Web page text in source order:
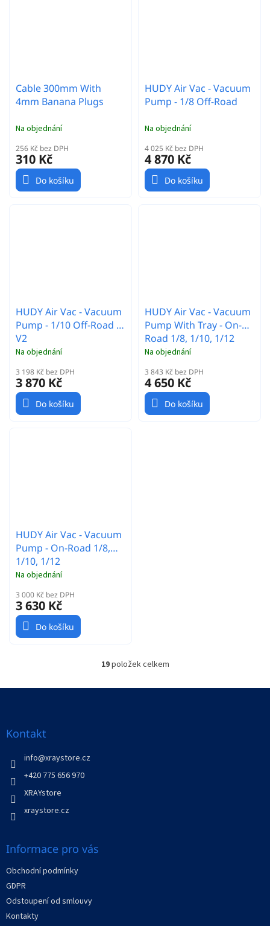
Cable 300mm With
4mm Banana Plugs
Na objednání
256 Kč bez DPH
310 Kč
Do košíku
HUDY Air Vac - Vacuum
Pump - 1/8 Off-Road
Na objednání
4 025 Kč bez DPH
4 870 Kč
Do košíku
HUDY Air Vac - Vacuum
Pump - 1/10 Off-Road -
V2
Na objednání
3 198 Kč bez DPH
3 870 Kč
Do košíku
HUDY Air Vac - Vacuum
Pump With Tray - On-
Road 1/8, 1/10, 1/12
Na objednání
3 843 Kč bez DPH
4 650 Kč
Do košíku
HUDY Air Vac - Vacuum
Pump - On-Road 1/8,
1/10, 1/12
Na objednání
3 000 Kč bez DPH
3 630 Kč
Do košíku
O
l
19položek celkem
Z
Kontakt
info@xraystore.cz
+420 775 656 970
XRAYstore
xraystore.cz
Informace pro vás
Obchodní podmínky
GDPR
Odstoupení od smlouvy
Kontakty